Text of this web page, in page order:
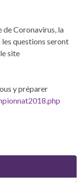
de Coronavirus, la
questions seront
site
y préparer